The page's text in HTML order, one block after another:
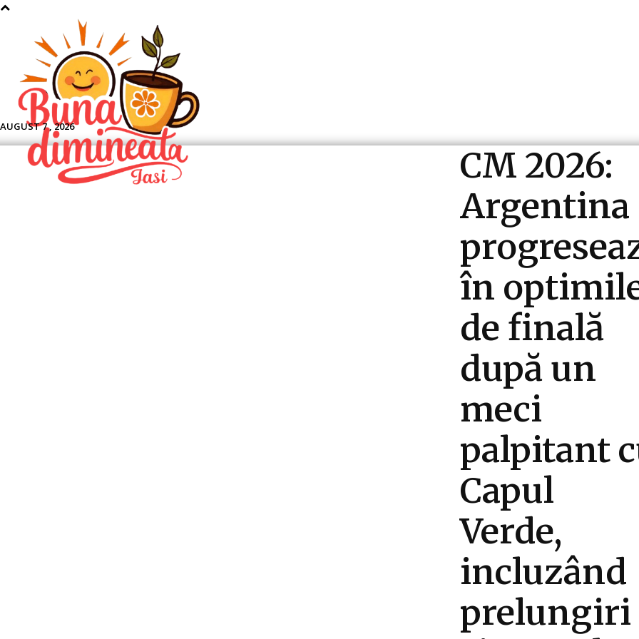
AUGUST 7 , 2026
CM 2026:
Argentina
în
de finală
după un
meci
palpitant
Capul
Verde,
incluzând
prelungiri